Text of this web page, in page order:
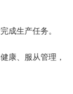
成生产任务。
康、服从管理，